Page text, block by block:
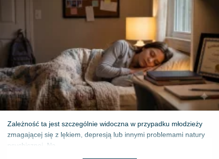
Zależność ta jest szczególnie widoczna w przypadku młodzieży
zmagającej się z lękiem, depresją lub innymi problemami natury
psychicznej. Na...